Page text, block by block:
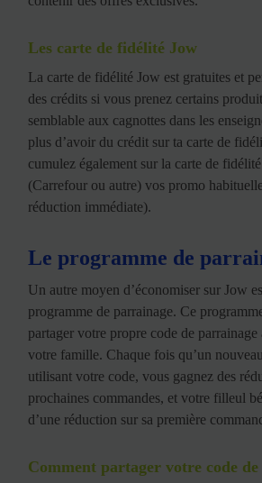
Les carte de fidélité Jow
La carte de fidélité Jow est gratuites et
des crédits si vous prenez certains
semblable aux cagnottes dans les
plus d’avoir du crédit sur ta carte de
cumulez également sur la carte de
(Carrefour ou autre) vos promo
réduction immédiate).
Le programme de
Un autre moyen d’économiser sur Jow
programme de parrainage. Ce
partager votre propre code de parrainage
votre famille. Chaque fois qu’un
utilisant votre code, vous gagnez des
prochaines commandes, et votre filleul
d’une réduction sur sa première
Comment partager votre code